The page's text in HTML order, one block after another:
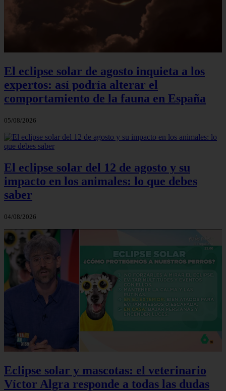
El eclipse solar de agosto inquieta a los
expertos: así podría alterar el
comportamiento de la fauna en España
05/08/2026
El eclipse solar del 12 de agosto y su
impacto en los animales: lo que debes
saber
04/08/2026
Eclipse solar y mascotas: el veterinario
Víctor Algra responde a todas las dudas